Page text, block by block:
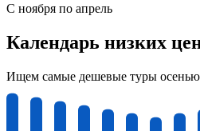
С ноября по апрель
Календарь низких
Ищем самые дешевые туры